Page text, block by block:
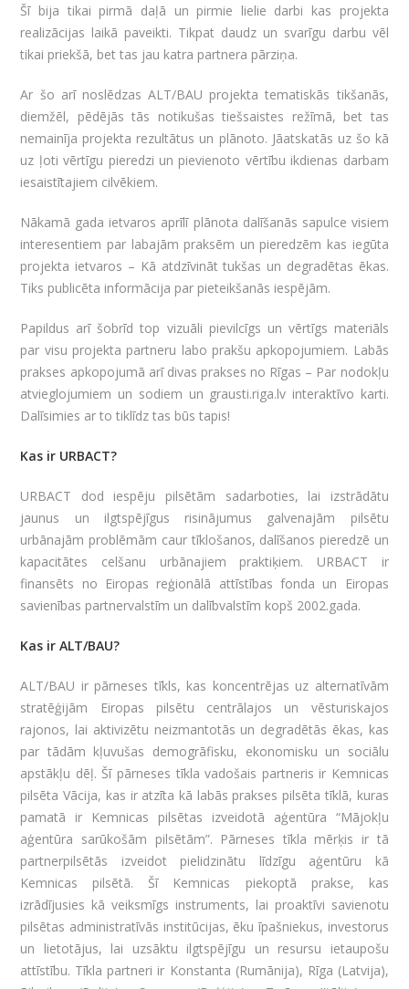
Šī bija tikai pirmā daļā un pirmie lielie darbi kas projekta
realizācijas laikā paveikti. Tikpat daudz un svarīgu darbu vēl
tikai priekšā, bet tas jau katra partnera pārziņa.
Ar šo arī noslēdzas ALT/BAU projekta tematiskās tikšanās,
diemžēl, pēdējās tās notikušas tiešsaistes režīmā, bet tas
nemainīja projekta rezultātus un plānoto. Jāatskatās uz šo kā
uz ļoti vērtīgu pieredzi un pievienoto vērtību ikdienas darbam
iesaistītajiem cilvēkiem.
Nākamā gada ietvaros aprīlī plānota dalīšanās sapulce visiem
interesentiem par labajām praksēm un pieredzēm kas iegūta
projekta ietvaros – Kā atdzīvināt tukšas un degradētas ēkas.
Tiks publicēta informācija par pieteikšanās iespējām.
Papildus arī šobrīd top vizuāli pievilcīgs un vērtīgs materiāls
par visu projekta partneru labo prakšu apkopojumiem. Labās
prakses apkopojumā arī divas prakses no Rīgas – Par nodokļu
atvieglojumiem un sodiem un grausti.riga.lv interaktīvo karti.
Dalīsimies ar to tiklīdz tas būs tapis!
Kas ir URBACT?
URBACT dod iespēju pilsētām sadarboties, lai izstrādātu
jaunus un ilgtspējīgus risinājumus galvenajām pilsētu
urbānajām problēmām caur tīklošanos, dalīšanos pieredzē un
kapacitātes celšanu urbānajiem praktiķiem. URBACT ir
finansēts no Eiropas reģionālā attīstības fonda un Eiropas
savienības partnervalstīm un dalībvalstīm kopš 2002.gada.
Kas ir ALT/BAU?
ALT/BAU ir pārneses tīkls, kas koncentrējas uz alternatīvām
stratēģijām Eiropas pilsētu centrālajos un vēsturiskajos
rajonos, lai aktivizētu neizmantotās un degradētās ēkas, kas
par tādām kļuvušas demogrāfisku, ekonomisku un sociālu
apstākļu dēļ. Šī pārneses tīkla vadošais partneris ir Kemnicas
pilsēta Vācija, kas ir atzīta kā labās prakses pilsēta tīklā, kuras
pamatā ir Kemnicas pilsētas izveidotā aģentūra “Mājokļu
aģentūra sarūkošām pilsētām”. Pārneses tīkla mērķis ir tā
partnerpilsētās izveidot pielidzinātu līdzīgu aģentūru kā
Kemnicas pilsētā. Šī Kemnicas piekoptā prakse, kas
izrādījusies kā veiksmīgs instruments, lai proaktīvi savienotu
pilsētas administratīvās institūcijas, ēku īpašniekus, investorus
un lietotājus, lai uzsāktu ilgtspējīgu un resursu ietaupošu
attīstību. Tīkla partneri ir Konstanta (Rumānija), Rīga (Latvija),